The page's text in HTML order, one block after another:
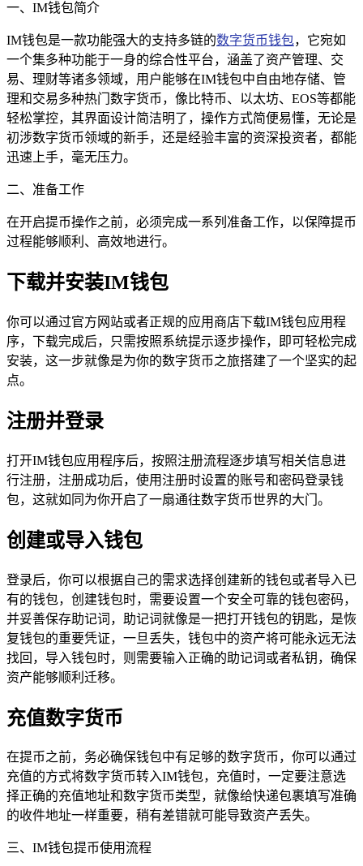
一、IM钱包简介
IM钱包是一款功能强大的支持多链的数字货币钱包，它宛如
一个集多种功能于一身的综合性平台，涵盖了资产管理、交
易、理财等诸多领域，用户能够在IM钱包中自由地存储、管
理和交易多种热门数字货币，像比特币、以太坊、EOS等都能
轻松掌控，其界面设计简洁明了，操作方式简便易懂，无论是
初涉数字货币领域的新手，还是经验丰富的资深投资者，都能
迅速上手，毫无压力。
二、准备工作
在开启提币操作之前，必须完成一系列准备工作，以保障提币
过程能够顺利、高效地进行。
下载并安装IM钱包
你可以通过官方网站或者正规的应用商店下载IM钱包应用程
序，下载完成后，只需按照系统提示逐步操作，即可轻松完成
安装，这一步就像是为你的数字货币之旅搭建了一个坚实的起
点。
注册并登录
打开IM钱包应用程序后，按照注册流程逐步填写相关信息进
行注册，注册成功后，使用注册时设置的账号和密码登录钱
包，这就如同为你开启了一扇通往数字货币世界的大门。
创建或导入钱包
登录后，你可以根据自己的需求选择创建新的钱包或者导入已
有的钱包，创建钱包时，需要设置一个安全可靠的钱包密码，
并妥善保存助记词，助记词就像是一把打开钱包的钥匙，是恢
复钱包的重要凭证，一旦丢失，钱包中的资产将可能永远无法
找回，导入钱包时，则需要输入正确的助记词或者私钥，确保
资产能够顺利迁移。
充值数字货币
在提币之前，务必确保钱包中有足够的数字货币，你可以通过
充值的方式将数字货币转入IM钱包，充值时，一定要注意选
择正确的充值地址和数字货币类型，就像给快递包裹填写准确
的收件地址一样重要，稍有差错就可能导致资产丢失。
三、IM钱包提币使用流程